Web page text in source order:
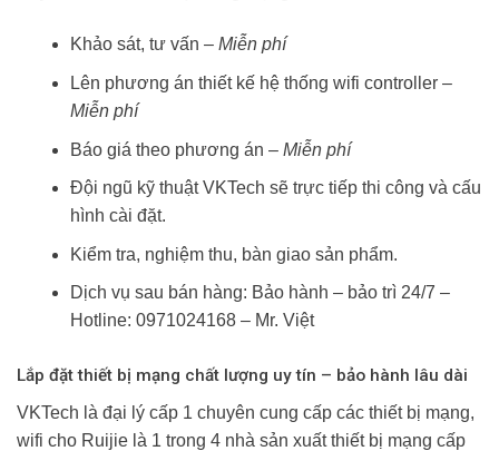
Khảo sát, tư vấn – Miễn phí
Lên phương án thiết kế hệ thống wifi controller –
Miễn phí
Báo giá theo phương án – Miễn phí
Đội ngũ kỹ thuật VKTech sẽ trực tiếp thi công và cấu
hình cài đặt.
Kiểm tra, nghiệm thu, bàn giao sản phẩm.
Dịch vụ sau bán hàng: Bảo hành – bảo trì 24/7 –
Hotline: 0971024168 – Mr. Việt
Lắp đặt thiết bị mạng chất lượng uy tín – bảo hành lâu dài
VKTech là đại lý cấp 1 chuyên cung cấp các thiết bị mạng,
wifi cho Ruijie là 1 trong 4 nhà sản xuất thiết bị mạng cấp